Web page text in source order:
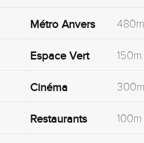
Métro Anvers 480m
Espace Vert 150m
Cinéma
Restaurants 100m